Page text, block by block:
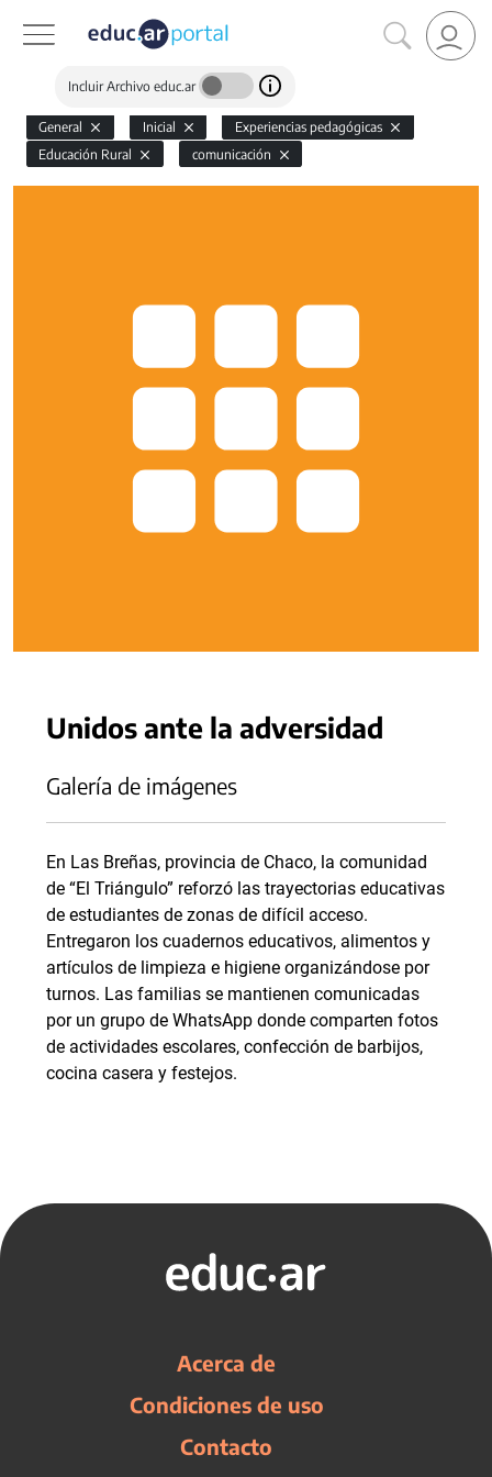
Incluir Archivo educ.ar
General Inicial
Experiencias pedagógicas
Educación Rural
comunicación
Unidos ante la adversidad
Galería de imágenes
En Las Breñas, provincia de Chaco, la comunidad
de “El Triángulo” reforzó las trayectorias educativas
de estudiantes de zonas de difícil acceso.
Entregaron los cuadernos educativos, alimentos y
artículos de limpieza e higiene organizándose por
turnos. Las familias se mantienen comunicadas
por un grupo de WhatsApp donde comparten fotos
de actividades escolares, confección de barbijos,
cocina casera y festejos.
Acerca de
Condiciones de uso
Contacto